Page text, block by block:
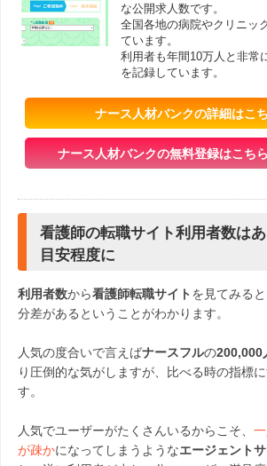
な公開求人数です。
全国各地の病院やクリニッ
ています。
利用者も年間10万人と非常
を記録しています。
ナース人材バンクの詳細はこ
ナース人材バンクの無料登録はこち
看護師の転職サイト利用者数は
目安程度に
利用者数から看護師転職サイト を見てみる
分差があるということがわかります。
人気の度合いで言えばナースフルの200,000
り圧倒的な気がしますが、比べる時の指標
す。
人気でユーザーがたくさんいるからこそ、
が疎かになってしまうようなエージェントサ